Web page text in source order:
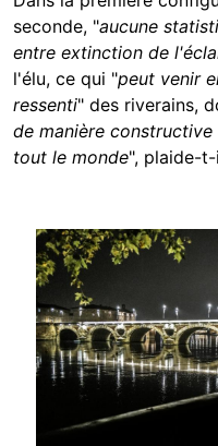
seconde, "aucune
entre extinction de
l'élu, ce qui "peut venir
ressenti" des riverains,
de manière
tout le monde", plaide-t-
Image